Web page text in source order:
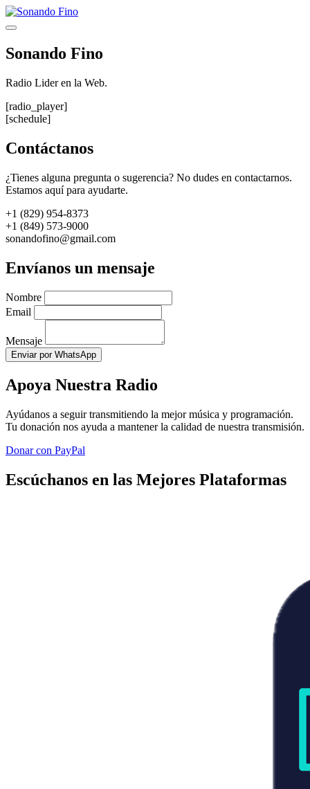
Saltar
al
Menú
Sonando Fino
Radio Lider en la Web.
[radio_player]
[schedule]
Contáctanos
¿Tienes alguna pregunta o sugerencia? No dudes en contactarnos.
Estamos aquí para ayudarte.
+1 (829) 954-8373
+1 (849) 573-9000
sonandofino@gmail.com
Envíanos un mensaje
Nombre
Email
Mensaje
Enviar por WhatsApp
Apoya Nuestra Radio
Ayúdanos a seguir transmitiendo la mejor música y programación.
Tu donación nos ayuda a mantener la calidad de nuestra transmisión.
Donar con PayPal
Escúchanos en las Mejores Plataformas